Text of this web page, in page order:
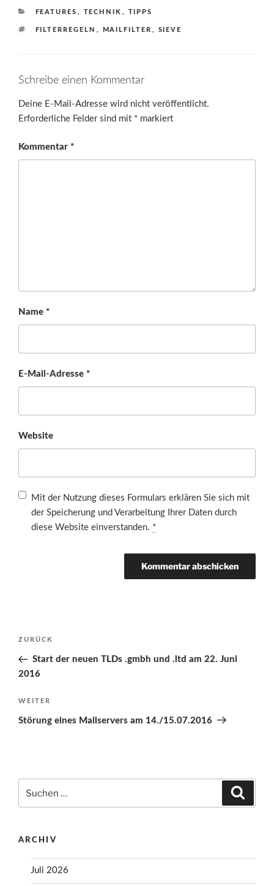
KATEGORIEN
FEATURES , TECHNIK , TIPPS
SCHLAGWÖRTER
FILTERREGELN , MAILFILTER , SIEVE
Schreibe einen Kommentar
Deine E-Mail-Adresse wird nicht veröffentlicht.
Erforderliche Felder sind mit * markiert
Kommentar *
Name *
E-Mail-Adresse *
Website
Mit der Nutzung dieses Formulars erklären Sie sich mit
der Speicherung und Verarbeitung Ihrer Daten durch
diese Website einverstanden. *
Beitragsnavigation
Vorheriger
Beitrag
ZURÜCK
Start der neuen TLDs .gmbh und .ltd am 22. Juni
2016
Nächster
Beitrag
WEITER
Störung eines Mailservers am 14./15.07.2016
nach:
ARCHIV
Juli 2026